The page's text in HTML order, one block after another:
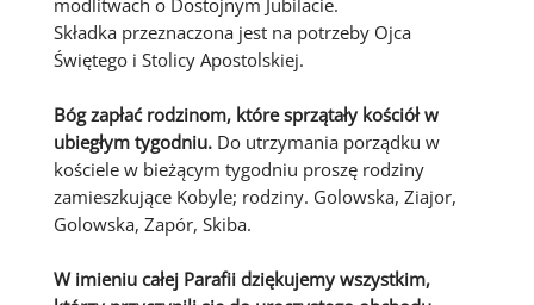
Składka przeznaczona jest na potrzeby Ojca
Świętego i Stolicy Apostolskiej.
Bóg zapłać rodzinom, które sprzątały kościół w
ubiegłym tygodniu.Do utrzymania porządku w
kościele w bieżącym tygodniu proszę rodziny
zamieszkujące Kobyle; rodziny. Golowska, Ziajor,
Golowska, Zapór, Skiba.
W imieniu całej Parafii dziękujemy wszystkim,